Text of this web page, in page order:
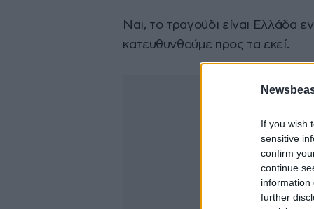
If you wish
sensitive
confirm
continue
information
further
Ναι, το τραγούδι είναι Ελλάδα
κατευθυνθούμε προς τα εκεί.